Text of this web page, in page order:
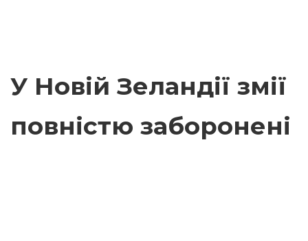
У Новій Зеландії змії
повністю заборонені